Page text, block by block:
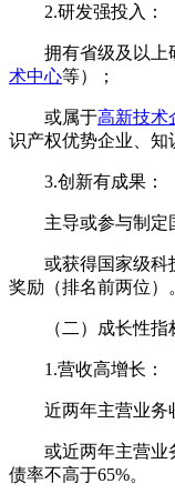
2.研发强投入：
拥有省级及以上研
术中心等）；
或属于高新技术
识产权优势企业、知
3.创新有成果：
主导或参与制定国
或获得国家级科技
奖励（排名前两位）
（二）成长性指标
1.营收高增长：
近两年主营业务收
或近两年主营业务
债率不高于65%。